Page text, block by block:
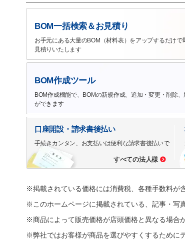
BOM一括検索＆お見積り
お手元にある大量のBOM（材料表）をアップするだけで
見積りいたします
BOM作成ツール
BOM作成機能で、BOMの新規作成、追加・変更・削除、
ができます
口座開設・請求書後払い
手続きカンタン、お支払いは便利な請求書後払いで
すべての法人様
※掲載されている価格には消費税、各種手数料が
※このホームページに掲載されている、記事・写
※商品によって販売価格が店頭価格と異なる場合
※弊社ではお客様が商品を選びやすくするために